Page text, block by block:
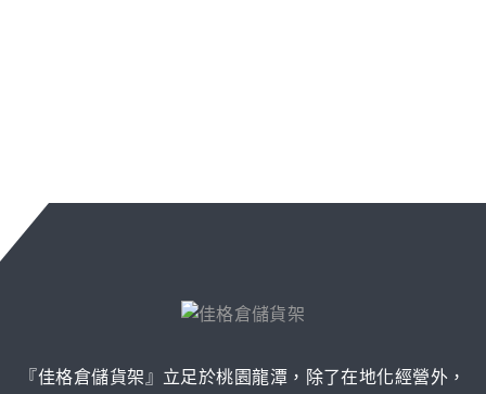
『佳格倉儲貨架』立足於桃園龍潭，除了在地化經營外，